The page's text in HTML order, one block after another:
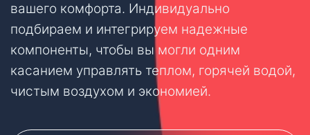
вашего комфорта. Индивидуально
подбираем и интегрируем надежные
компоненты, чтобы вы могли одним
касанием управлять теплом, горячей водой,
чистым воздухом и экономией.